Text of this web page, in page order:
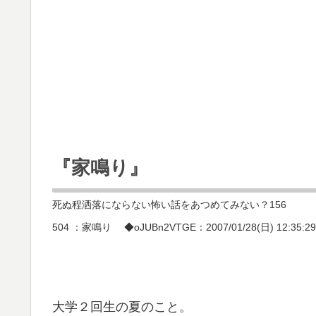
『家鳴り』
死ぬ程洒落にならない怖い話をあつめてみない？156
504 ：家鳴り ◆oJUBn2VTGE：2007/01/28(日) 12:35:29
大学２回生の夏のこと。